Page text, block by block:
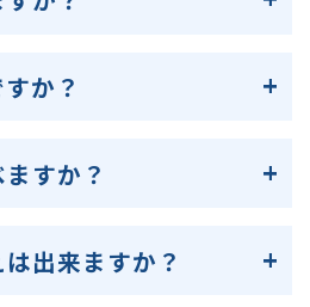
か？
すか？
出来ますか？